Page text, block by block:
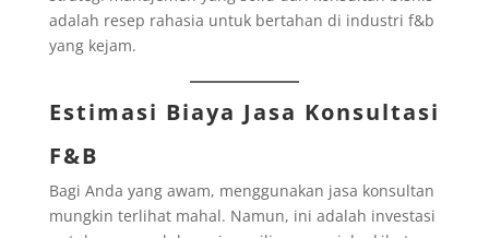
adalah resep rahasia untuk bertahan di industri f&b
yang kejam.
Estimasi Biaya Jasa Konsultasi
F&B
Bagi Anda yang awam, menggunakan jasa konsultan
mungkin terlihat mahal. Namun, ini adalah investasi